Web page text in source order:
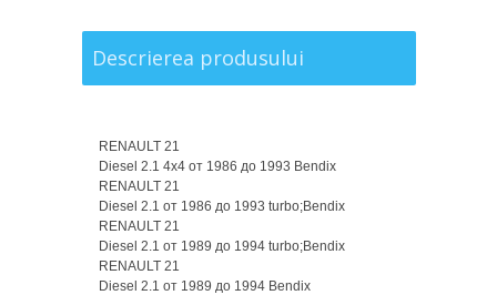
Descrierea produsului
RENAULT 21
Diesel 2.1 4x4 от 1986 до 1993 Bendix
RENAULT 21
Diesel 2.1 от 1986 до 1993 turbo;Bendix
RENAULT 21
Diesel 2.1 от 1989 до 1994 turbo;Bendix
RENAULT 21
Diesel 2.1 от 1989 до 1994 Bendix